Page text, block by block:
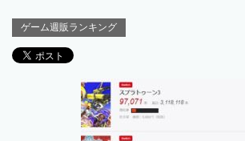
ゲーム週販ランキング